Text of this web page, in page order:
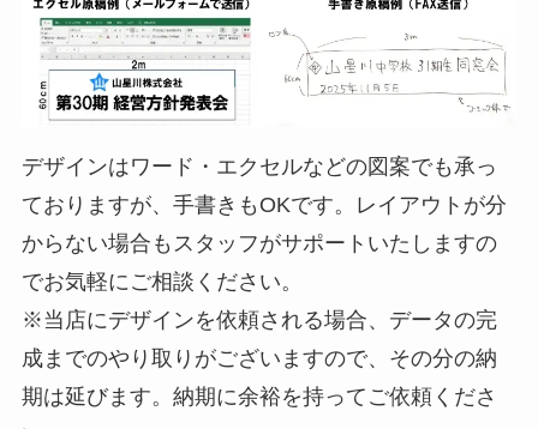
デザインはワード・エクセルなどの図案でも承っ
ておりますが、手書きもOKです。レイアウトが分
からない場合もスタッフがサポートいたしますの
でお気軽にご相談ください。
※当店にデザインを依頼される場合、データの完
成までのやり取りがございますので、その分の納
期は延びます。納期に余裕を持ってご依頼くださ